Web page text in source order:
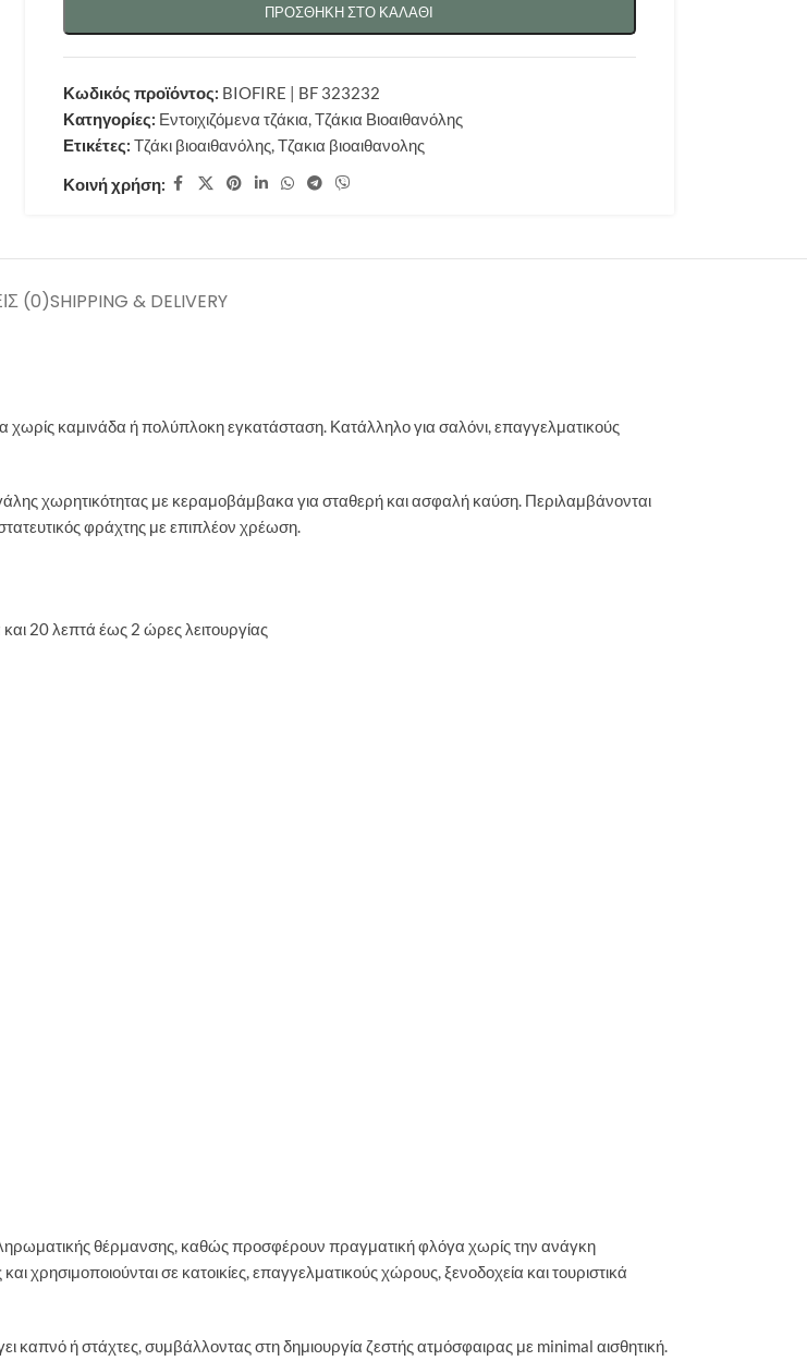
ΠΡΟΣΘΉΚΗ ΣΤΟ ΚΑΛΆΘΙ
Κωδικός προϊόντος: BIOFIRE | BF 323232
Κατηγορίες: Εντοιχιζόμενα τζάκια,Τζάκια Βιοαιθανόλης
Ετικέτες: Τζάκι βιοαιθανόλης,Τζακια βιοαιθανολης
Κοινή χρήση:
(0)SHIPPING & DELIVERY
χωρίς καμινάδα ή πολύπλοκη εγκατάσταση. Κατάλληλο για σαλόνι, επαγγελματικούς
χωρητικότητας με κεραμοβάμβακα για σταθερή και ασφαλή καύση. Περιλαμβάνονται
φράχτης με επιπλέον χρέωση.
20 λεπτά έως 2 ώρες λειτουργίας
θέρμανσης, καθώς προσφέρουν πραγματική φλόγα χωρίς την ανάγκη
σε κατοικίες, επαγγελματικούς χώρους, ξενοδοχεία και τουριστικά
καπνό ή στάχτες, συμβάλλοντας στη δημιουργία ζεστής ατμόσφαιρας με minimal αισθητική.